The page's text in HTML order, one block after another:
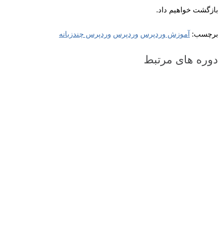
بازگشت خواهیم داد.
برچسب: آموزش وردپرس وردپرس وردپرس چندزبانه
دوره های مرتبط